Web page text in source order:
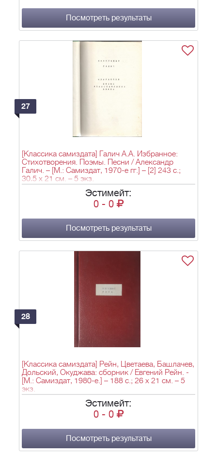
Посмотреть результаты
27
[Классика самиздата] Галич А.А. Избранное:
Стихотворения. Поэмы. Песни / Александр
Галич. – [М.: Самиздат, 1970-е гг.] – [2] 243 с.;
30,5 х 21 см. – 5 экз.
Эстимейт:
0 - 0
Посмотреть результаты
28
[Классика самиздата] Рейн, Цветаева, Башлачев,
Дольский, Окуджава: сборник / Евгений Рейн. -
[М.: Самиздат, 1980-е.] – 188 с.; 26 х 21 см. – 5
экз.
Эстимейт:
0 - 0
Посмотреть результаты